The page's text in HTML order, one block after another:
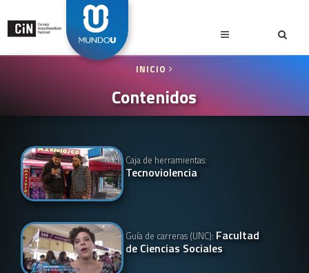
INICIO
Contenidos
Caja de herramientas:
Tecnoviolencia
Guía de carreras (UNC): Facultad
de Ciencias Sociales